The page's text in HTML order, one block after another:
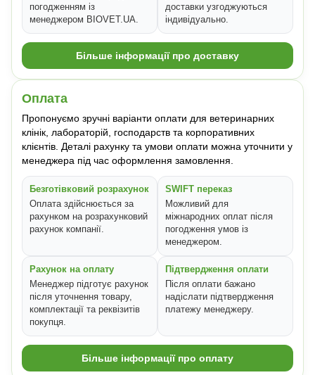
погодженням із
менеджером BIOVET.UA.
доставки узгоджуються
індивідуально.
Більше інформації про доставку
Оплата
Пропонуємо зручні варіанти оплати для ветеринарних
клінік, лабораторій, господарств та корпоративних
клієнтів. Деталі рахунку та умови оплати можна уточнити у
менеджера під час оформлення замовлення.
Безготівковий розрахунок
Оплата здійснюється за
рахунком на розрахунковий
рахунок компанії.
SWIFT переказ
Можливий для
міжнародних оплат після
погодження умов із
менеджером.
Рахунок на оплату
Менеджер підготує рахунок
після уточнення товару,
комплектації та реквізитів
покупця.
Підтвердження оплати
Після оплати бажано
надіслати підтвердження
платежу менеджеру.
Більше інформації про оплату